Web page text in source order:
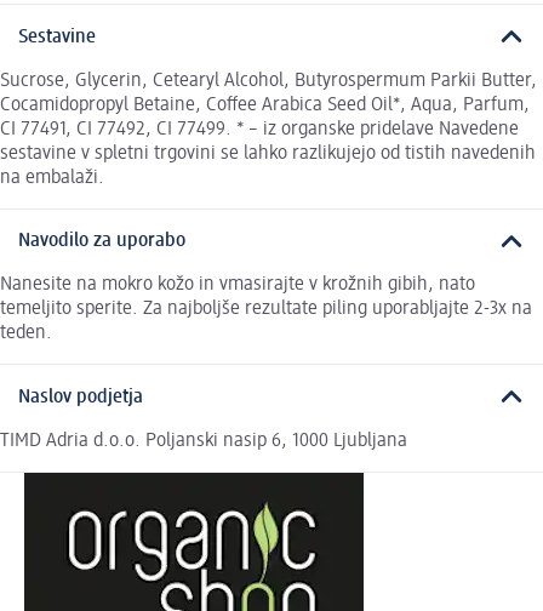
Sestavine
Sucrose, Glycerin, Cetearyl Alcohol, Butyrospermum Parkii Butter,
Cocamidopropyl Betaine, Coffee Arabica Seed Oil*, Aqua, Parfum,
CI 77491, CI 77492, CI 77499. * – iz organske pridelave Navedene
sestavine v spletni trgovini se lahko razlikujejo od tistih navedenih
na embalaži.
Navodilo za uporabo
Nanesite na mokro kožo in vmasirajte v krožnih gibih, nato
temeljito sperite. Za najboljše rezultate piling uporabljajte 2-3x na
teden.
Naslov podjetja
TIMD Adria d.o.o. Poljanski nasip 6, 1000 Ljubljana